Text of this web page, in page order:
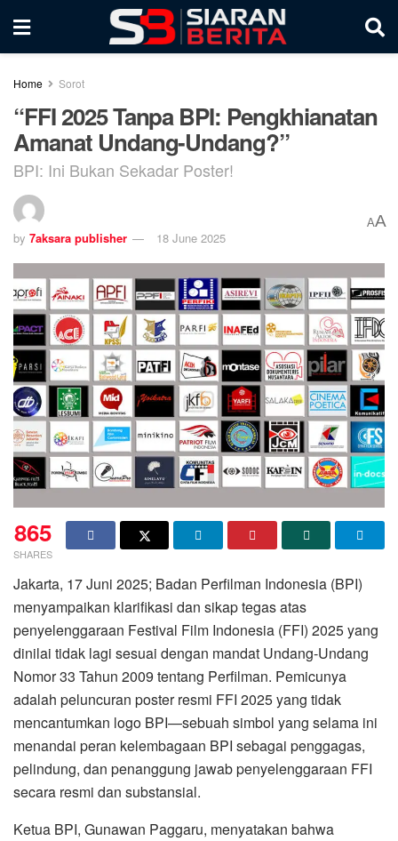
Home Sorot
“FFI 2025 Tanpa BPI: Pengkhianatan
Amanat Undang-Undang?”
BPI: Ini Bukan Sekadar Poster!
by 7aksara publisher 18 June 2025
AA
865
SHARES
Jakarta, 17 Juni 2025; Badan Perfilman Indonesia (BPI)
menyampaikan klarifikasi dan sikap tegas atas
penyelenggaraan Festival Film Indonesia (FFI) 2025 yang
dinilai tidak lagi sesuai dengan mandat Undang-Undang
Nomor 33 Tahun 2009 tentang Perfilman. Pemicunya
adalah peluncuran poster resmi FFI 2025 yang tidak
mencantumkan logo BPI—sebuah simbol yang selama ini
menandai peran kelembagaan BPI sebagai penggagas,
pelindung, dan penanggung jawab penyelenggaraan FFI
secara resmi dan substansial.
Ketua BPI, Gunawan Paggaru, menyatakan bahwa